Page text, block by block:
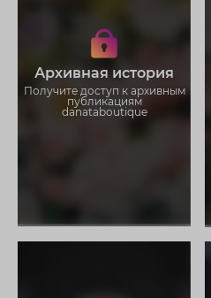
Архивная история
Получите доступ к архивным
публикациям
danataboutique
Получите доступ к архивным
историям danataboutique
Не отвлекайтесь на рекламу
Загружайте истории без
ограничений